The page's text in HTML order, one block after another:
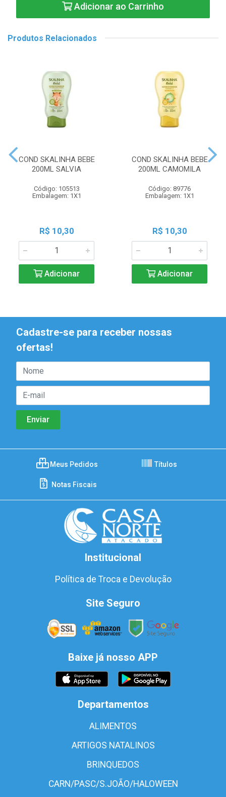
Adicionar ao Carrinho
Produtos Relacionados
COND SKALINHA BEBE
200ML SALVIA
Código: 105513
Embalagem: 1X1
R$ 10,30
Adicionar
COND SKALINHA BEBE
200ML CAMOMILA
Código: 89776
Embalagem: 1X1
R$ 10,30
Adicionar
Cadastre-se para receber nossas
ofertas!
Meus Pedidos Títulos
Notas Fiscais
Institucional
Política de Troca e Devolução
Site Seguro
Baixe já nosso APP
Departamentos
ALIMENTOS
ARTIGOS NATALINOS
BRINQUEDOS
CARN/PASC/S.JOÃO/HALOWEEN